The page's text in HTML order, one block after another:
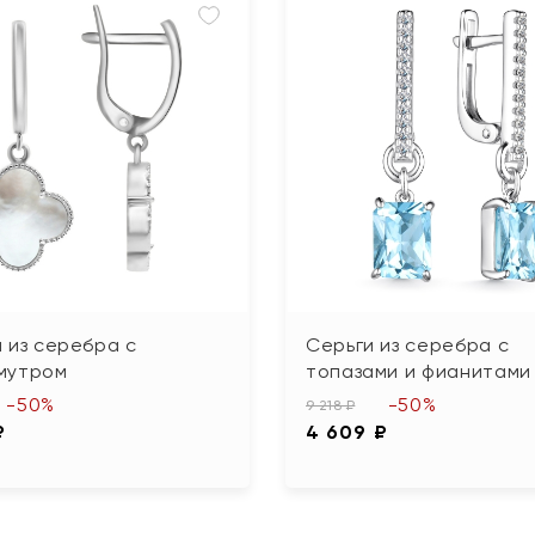
из серебра с
-50%
Серьги из серебра с
топазами и фианитами
9 218 ₽
4 609 ₽
-50%